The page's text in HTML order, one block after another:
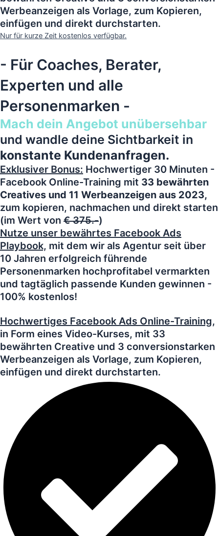
Werbeanzeigen als Vorlage, zum Kopieren,
einfügen und direkt durchstarten.
Nur für kurze Zeit kostenlos verfügbar.
- Für Coaches, Berater,
Experten und alle
Personenmarken -
Mach dein Angebot unübersehbar
und wandle deine Sichtbarkeit in
konstante Kundenanfragen.
Exklusiver Bonus: Hochwertiger 30 Minuten -
Facebook Online-Training mit 33 bewährten
Creatives und 11 Werbeanzeigen aus 2023,
zum kopieren, nachmachen und direkt starten
(im Wert von € 375.-)
Nutze unser bewährtes Facebook Ads
Playbook, mit dem wir als Agentur seit über
10 Jahren erfolgreich führende
Personenmarken hochprofitabel vermarkten
und tagtäglich passende Kunden gewinnen -
100% kostenlos!
Hochwertiges Facebook Ads Online-Training,
in Form eines Video-Kurses, mit 33
bewährten Creative und 3 conversionstarken
Werbeanzeigen als Vorlage, zum Kopieren,
einfügen und direkt durchstarten.